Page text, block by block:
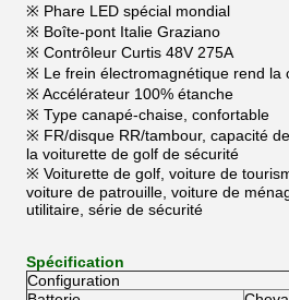
※ Phare LED spécial mondial
※ Boîte-pont Italie Graziano
※ Contrôleur Curtis 48V 275A
※ Le frein électromagnétique rend la
※ Accélérateur 100% étanche
※ Type canapé-chaise, confortable
※ FR/disque RR/tambour, capacité
la voiturette de golf de sécurité
※ Voiturette de golf, voiture de
voiture de patrouille, voiture de
utilitaire, série de sécurité
Spécification
Configuration